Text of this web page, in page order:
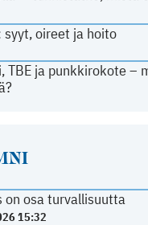
syyt, oireet ja hoito
TBE ja punkkirokote –
on osa turvallisuutta
15:32